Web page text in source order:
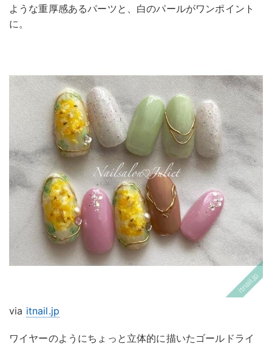
ような重厚感あるパーツと、白のパールがワンポイント
に。
via itnail.jp
ワイヤーのようにちょっと立体的に描いたゴールドライ